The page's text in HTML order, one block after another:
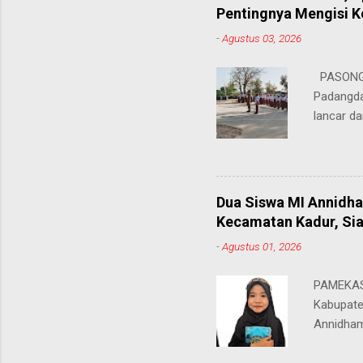
"Saya
sangat
Pentingnya Mengisi
-Agustus 03, 2026
lancar
penting
ia
para
dalam
mampu
belaja...
Dua Siswa MI
Kecamatan Kadur,
-Agustus 01, 2026